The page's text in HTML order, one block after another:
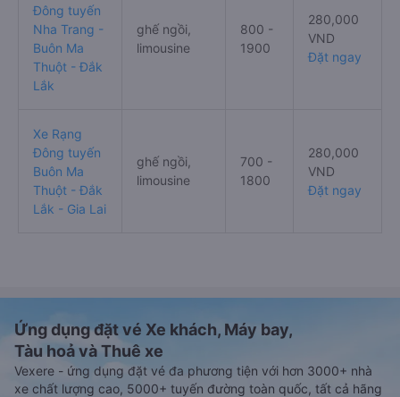
Đông tuyến
Nha Trang -
Buôn Ma
Thuột - Đắk
Lắk
ghế ngồi,
limousine
800 -
1900
280,000
VND
Đặt ngay
Xe Rạng
Đông tuyến
Buôn Ma
Thuột - Đắk
Lắk - Gia Lai
ghế ngồi,
limousine
700 -
1800
280,000
VND
Đặt ngay
Ứng dụng đặt vé Xe khách, Máy bay,
Tàu hoả và Thuê xe
Vexere - ứng dụng đặt vé đa phương tiện với hơn 3000+ nhà
xe chất lượng cao, 5000+ tuyến đường toàn quốc, tất cả hãng